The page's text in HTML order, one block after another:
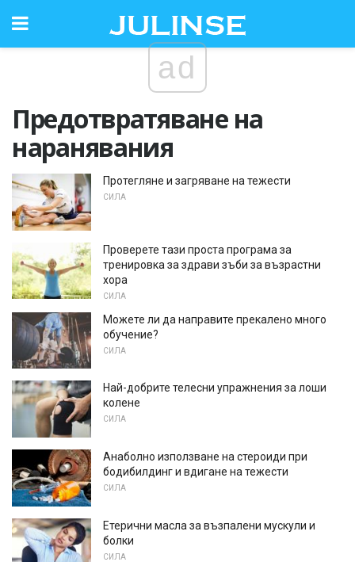
ad
Предотвратяване на
наранявания
Протегляне и загряване на тежести
СИЛА
Проверете тази проста програма за
тренировка за здрави зъби за възрастни
хора
СИЛА
Можете ли да направите прекалено много
обучение?
СИЛА
Най-добрите телесни упражнения за лоши
колене
СИЛА
Анаболно използване на стероиди при
бодибилдинг и вдигане на тежести
СИЛА
Етерични масла за възпалени мускули и
болки
СИЛА